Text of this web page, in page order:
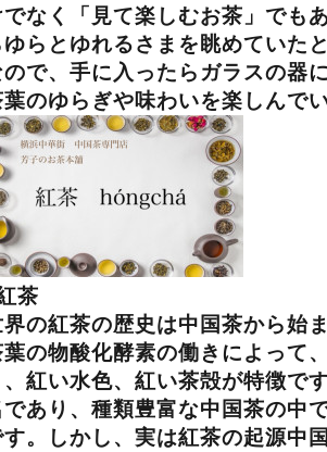
でなく「見て楽しむお茶」でも
ゆらとゆれるさまを眺めていた
ので、手に入ったらガラスの器
のゆらぎや味わいを楽しんで
茶
界の紅茶の歴史は中国茶から始
葉の物酸化酵素の働きによって
、紅い水色、紅い茶殻が特徴で
であり、種類豊富な中国茶の中
。しかし、実は紅茶の起源中